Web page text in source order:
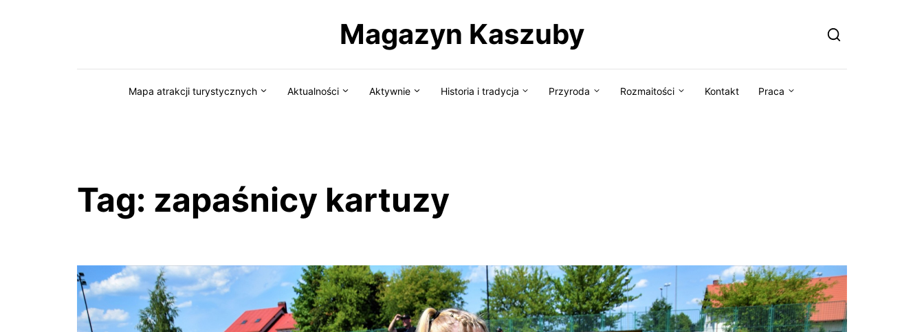
Magazyn Kaszuby
Mapa atrakcji turystycznych Aktualności Aktywnie Historia i tradycja Przyroda Rozmaitości Kontakt Praca
Tag: zapaśnicy kartuzy